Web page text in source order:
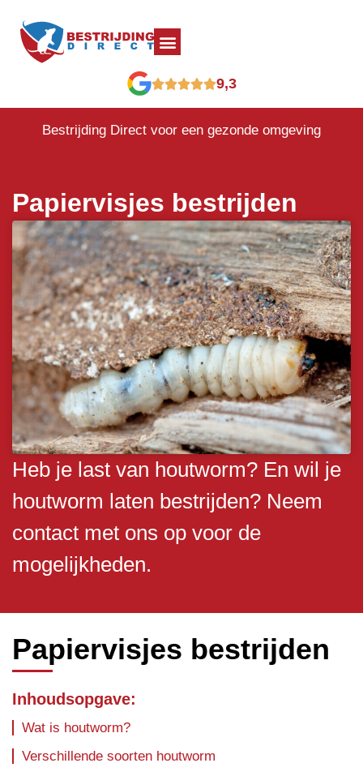
9,3
Bestrijding Direct voor een gezonde omgeving
Papiervisjes bestrijden
Heb je last van houtworm? En wil je
houtworm laten bestrijden? Neem
contact met ons op voor de
mogelijkheden.
Papiervisjes bestrijden
Inhoudsopgave:
Wat is houtworm?
Verschillende soorten houtworm